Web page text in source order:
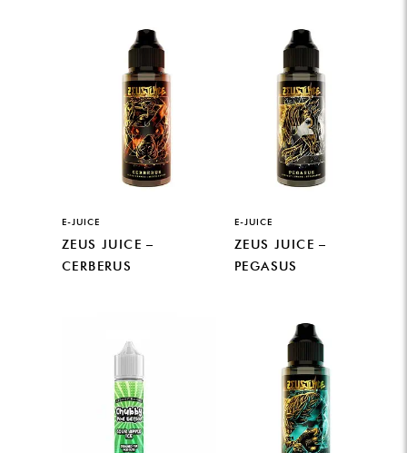
E-JUICE
ZEUS JUICE –
CERBERUS
E-JUICE
ZEUS JUICE –
PEGASUS